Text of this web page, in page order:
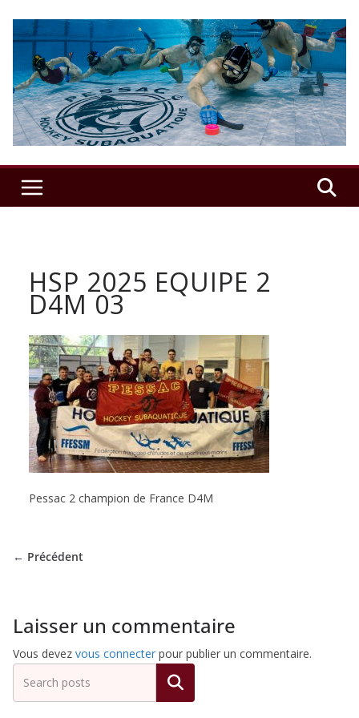
contenu
USSAP
Hockey
Sub
Le
club
de
Hockey
Subaquatique
HSP 2025 EQUIPE 2
D4M 03
Pessac 2 champion de France D4M
← Précédent
Laisser un commentaire
Vous devez vous connecter pour publier un commentaire.
Rechercher